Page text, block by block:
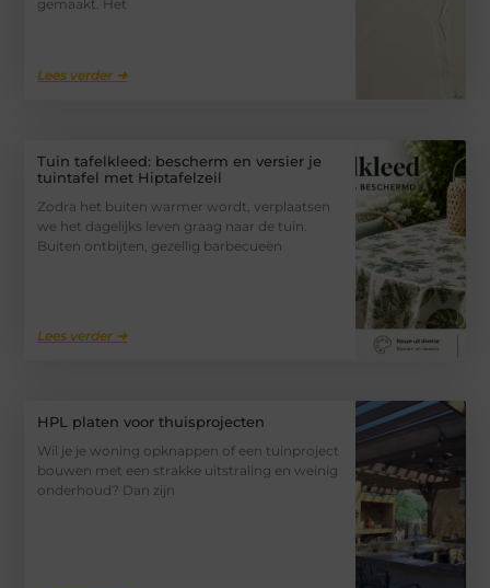
gemaakt. Het
Lees verder ➜
Tuin tafelkleed: bescherm en versier je
tuintafel met Hiptafelzeil
Zodra het buiten warmer wordt, verplaatsen
we het dagelijks leven graag naar de tuin.
Buiten ontbijten, gezellig barbecueën
Lees verder ➜
HPL platen voor thuisprojecten
Wil je je woning opknappen of een tuinproject
bouwen met een strakke uitstraling en weinig
onderhoud? Dan zijn